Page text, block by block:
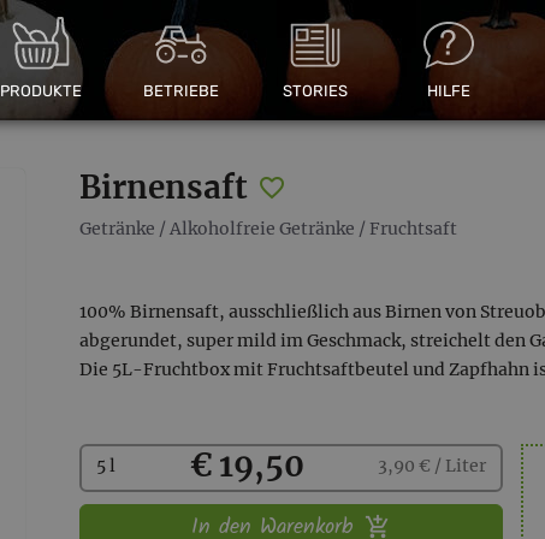
PRODUKTE BETRIEBE STORIES HILFE
Birnensaft
Getränke / Alkoholfreie Getränke / Fruchtsaft
100% Birnensaft, ausschließlich aus Birnen von
abgerundet, super mild im Geschmack, streichelt den
Die 5L-Fruchtbox mit Fruchtsaftbeutel und Zapfhahn
Kaufen
5 l € 19,50 3,90 € / Liter
In den Warenkorb